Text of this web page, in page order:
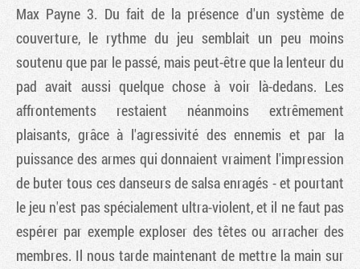
Max Payne 3. Du fait de la présence d'un système de
couverture, le rythme du jeu semblait un peu moins
soutenu que par le passé, mais peut-être que la lenteur du
pad avait aussi quelque chose à voir là-dedans. Les
affrontements restaient néanmoins extrêmement
plaisants, grâce à l'agressivité des ennemis et par la
puissance des armes qui donnaient vraiment l'impression
de buter tous ces danseurs de salsa enragés - et pourtant
le jeu n'est pas spécialement ultra-violent, et il ne faut pas
espérer par exemple exploser des têtes ou arracher des
membres. Il nous tarde maintenant de mettre la main sur